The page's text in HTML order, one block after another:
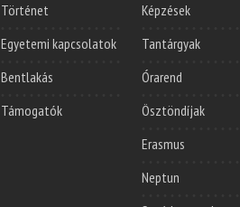
Történet
Egyetemi kapcsolatok
Bentlakás
Támogatók
Képzések
Tantárgyak
Órarend
Ösztöndíjak
Erasmus
Neptun